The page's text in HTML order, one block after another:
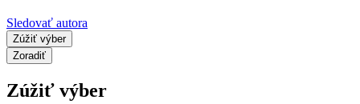
Sledovať autora
Zúžiť výber
Zoradiť
Zúžiť výber